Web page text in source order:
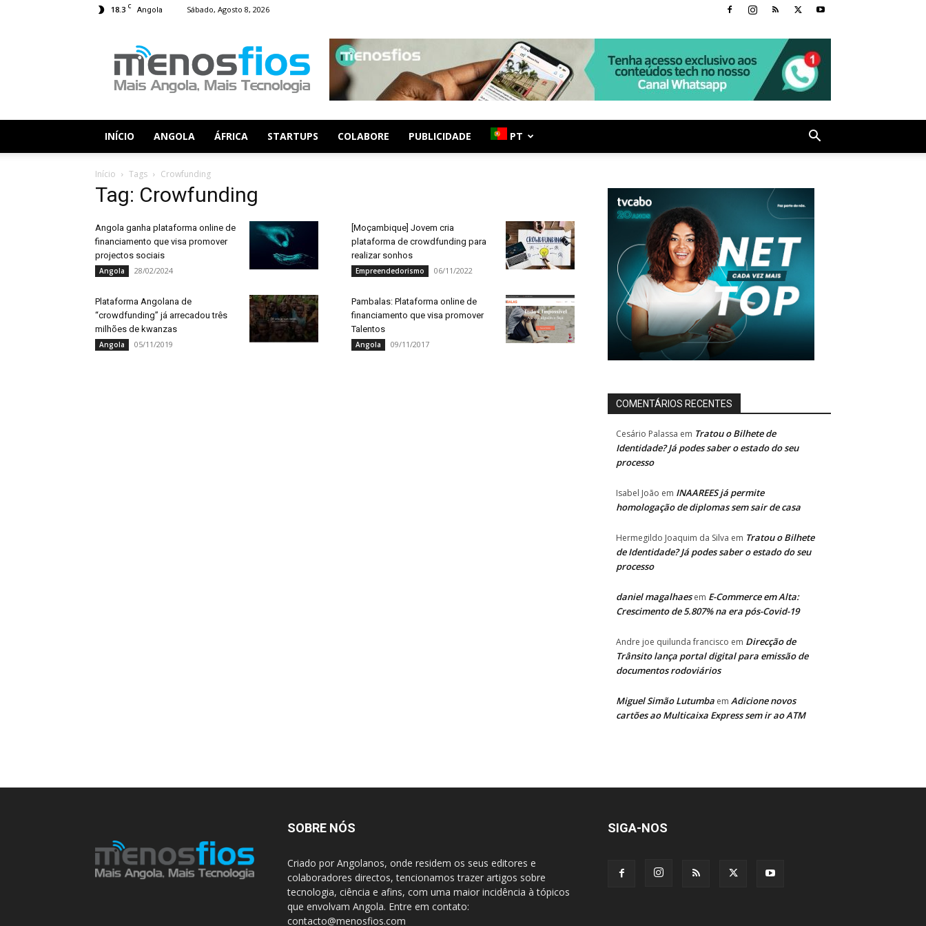
18.3 C Angola Sábado, Agosto 8, 2026
Fios
INÍCIO ANGOLA ÁFRICA STARTUPS COLABORE PUBLICIDADE PT
Início Tags Crowfunding
Tag: Crowfunding
Angola ganha plataforma online de
financiamento que visa promover
projectos sociais
Angola 28/02/2024
[Moçambique] Jovem cria
plataforma de crowdfunding para
realizar sonhos
Empreendedorismo 06/11/2022
Plataforma Angolana de
“crowdfunding” já arrecadou três
milhões de kwanzas
Angola 05/11/2019
Pambalas: Plataforma online de
financiamento que visa promover
Talentos
Angola 09/11/2017
COMENTÁRIOS RECENTES
Cesário Palassa em Tratou o Bilhete de
Identidade? Já podes saber o estado do seu
processo
Isabel João em INAAREES já permite
homologação de diplomas sem sair de casa
Hermegildo Joaquim da Silva em Tratou o Bilhete
de Identidade? Já podes saber o estado do seu
processo
daniel magalhaesem E-Commerce em Alta:
Crescimento de 5.807% na era pós-Covid-19
Andre joe quilunda francisco em Direcção de
Trânsito lança portal digital para emissão de
documentos rodoviários
Miguel Simão Lutumba em Adicione novos
cartões ao Multicaixa Express sem ir ao ATM
SOBRE NÓS
Criado por Angolanos, onde residem os seus editores e
colaboradores directos, tencionamos trazer artigos sobre
tecnologia, ciência e afins, com uma maior incidência à tópicos
que envolvam Angola. Entre em contato:
contacto@menosfios.com
SIGA-NOS